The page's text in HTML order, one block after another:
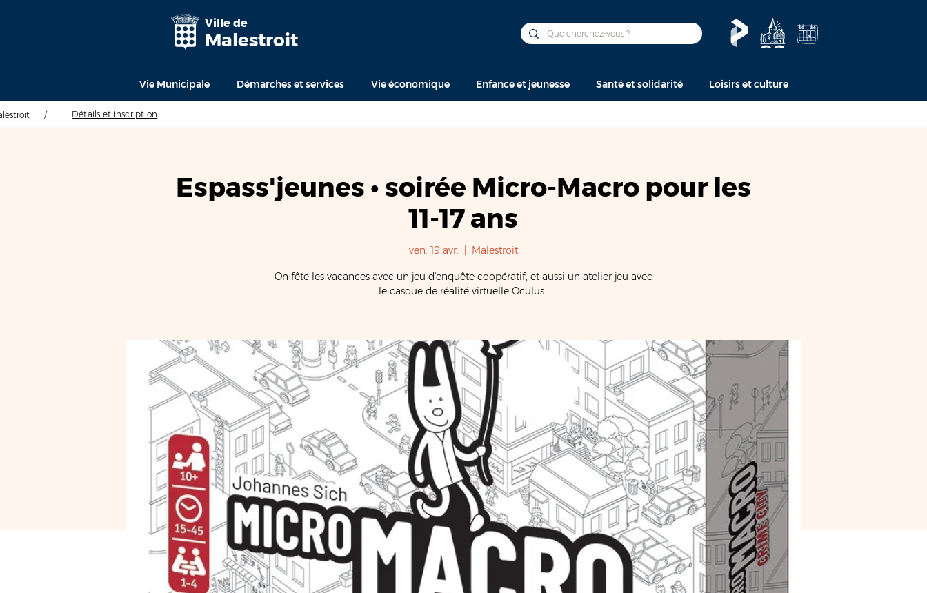
Ville de
Malestroit
Vie Municipale Démarches et services Vie économique Enfance et jeunesse Santé et solidarité Loisirs et culture
/ Détails et inscription
Espass'jeunes • soirée Micro-Macro pour les
11-17 ans
ven. 19 avr. Malestroit
On fête les vacances avec un jeu d'enquête coopératif, et aussi un atelier jeu avec
le casque de réalité virtuelle Oculus !